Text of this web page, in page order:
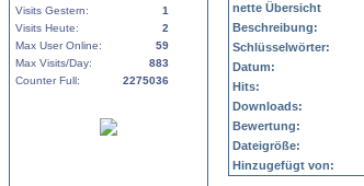
Visits Gestern:
1
Visits Heute:
2
Max User Online:
59
Max Visits/Day:
883
Counter Full:
2275036
nette Übersicht
Beschreibung:
Schlüsselwörter:
Datum:
Hits:
Downloads:
Bewertung:
Dateigröße:
Hinzugefügt von: